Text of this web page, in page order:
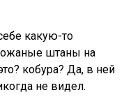
какую-то
штаны на
кобура? Да, в ней
не видел.